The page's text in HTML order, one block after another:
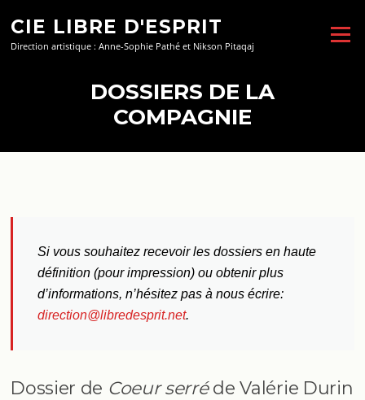
contenu
CIE LIBRE D'ESPRIT
Direction artistique : Anne-Sophie Pathé et Nikson Pitaqaj
Menu
DOSSIERS DE LA
COMPAGNIE
Si vous souhaitez recevoir les dossiers en haute
définition (pour impression) ou obtenir plus
d’informations, n’hésitez pas à nous écrire:
direction@libredesprit.net.
Dossier de Coeur serréde Valérie Durin